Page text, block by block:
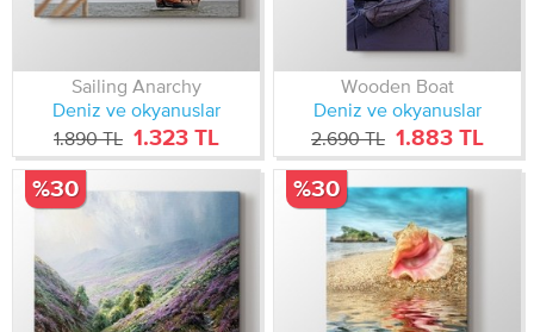
Sailing Anarchy
Deniz ve okyanuslar
1.890 TL 1.323 TL
Wooden Boat
Deniz ve okyanuslar
2.690 TL 1.883 TL
%30 %30